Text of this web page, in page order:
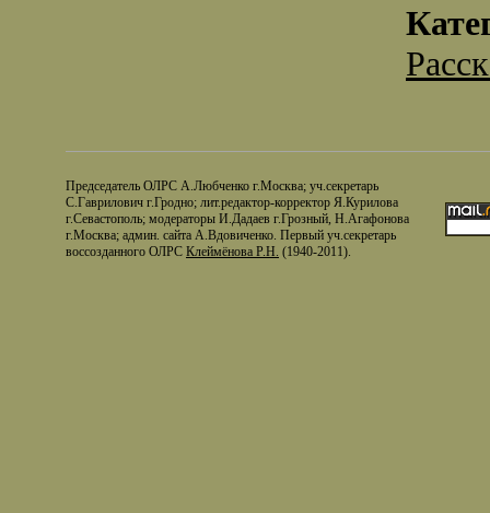
Председатель ОЛРС А.Любченко г.Москва; уч.секретарь
С.Гаврилович г.Гродно; лит.редактор-корректор Я.Курилова
г.Севастополь; модераторы И.Дадаев г.Грозный, Н.Агафонова
г.Москва; админ. сайта А.Вдовиченко. Первый уч.секретарь
воссозданного ОЛРС Клеймёнова Р.Н. (1940-2011).